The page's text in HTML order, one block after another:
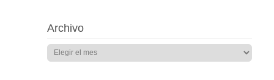
Archivo